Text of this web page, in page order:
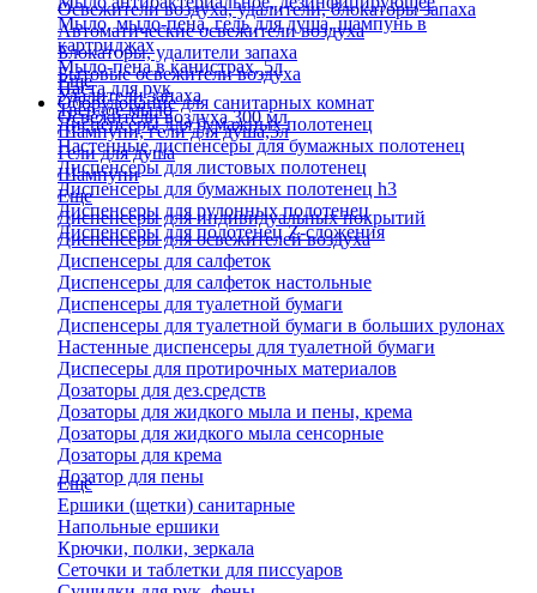
Мыло, мыло-пена, гель для душа, шампунь в
картриджах
Мыло-пена в канистрах, 5л
Паста для рук
Твердое мыло
Шампуни, гели для душа,5л
Гели для душа
Шампуни
Освежители воздуха, удалители, блокаторы запаха
Автоматические освежители воздуха
Блокаторы, удалители запаха
Бытовые освежители воздуха
Удалители запаха
Освежители воздуха 300 мл
Еще
Оборудование для санитарных комнат
Диспенсеры для бумажных полотенец
Настенные диспенсеры для бумажных полотенец
Диспенсеры для листовых полотенец
Диспенсеры для бумажных полотенец h3
Диспенсеры для рулонных полотенец
Диспенсеры для полотенец Z-сложения
Еще
Диспенсеры для индивидуальных покрытий
Диспенсеры для освежителей воздуха
Диспенсеры для салфеток
Диспенсеры для салфеток настольные
Диспенсеры для туалетной бумаги
Диспенсеры для туалетной бумаги в больших рулонах
Настенные диспенсеры для туалетной бумаги
Диспесеры для протирочных материалов
Дозаторы для дез.средств
Дозаторы для жидкого мыла и пены, крема
Дозаторы для жидкого мыла сенсорные
Дозаторы для крема
Дозатор для пены
Еще
Ершики (щетки) санитарные
Напольные ершики
Крючки, полки, зеркала
Сеточки и таблетки для писсуаров